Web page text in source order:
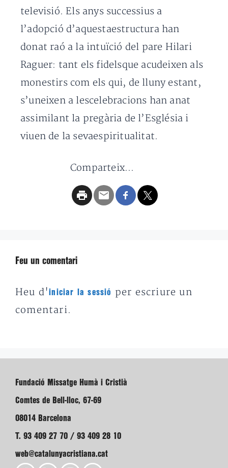
televisió. Els anys successius a
l’adopció d’aquestaestructura han
donat raó a la intuïció del pare Hilari
Raguer: tant els fidelsque acudeixen als
monestirs com els qui, de lluny estant,
s’uneixen a lescelebracions han anat
assimilant la pregària de l’Església i
viuen de la sevaespiritualitat.
Comparteix...
Feu un comentari
Heu d'iniciar la sessió
per escriure un
comentari.
Fundació Missatge Humà i Cristià
Comtes de Bell-lloc, 67-69
08014 Barcelona
T. 93 409 27 70 / 93 409 28 10
web@catalunyacristiana.cat